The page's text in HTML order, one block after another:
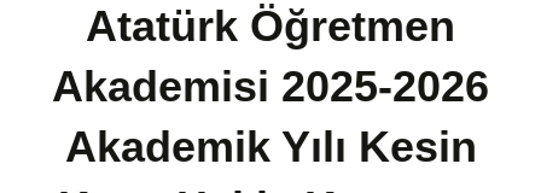
Atatürk Öğretmen
Akademisi 2025-2026
Akademik Yılı Kesin